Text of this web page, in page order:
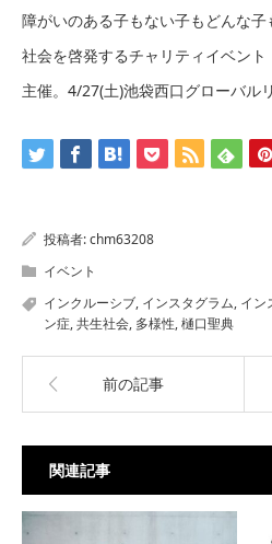
障がいのある子もない子もどんな
社会を啓発するチャリティイベン
主催。4/27(土)池袋西口グローバル
投稿者:chm63208
イベント
インクルーシブ, インスタグラム, イン
ン症,共生社会, 多様性,樋口聖典
前の記事
関連記事